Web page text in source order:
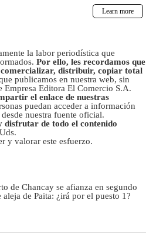
la labor periodística que
Por ello, les recordamos que
distribuir, copiar total
publicamos en nuestra web, sin
Editora El Comercio S.A.
el enlace de nuestras
puedan acceder a información
nuestra fuente oficial.
disfrutar de todo el contenido
y valorar este esfuerzo.
de Chancay se afianza en segundo
aleja de Paita: ¿irá por el puesto 1?